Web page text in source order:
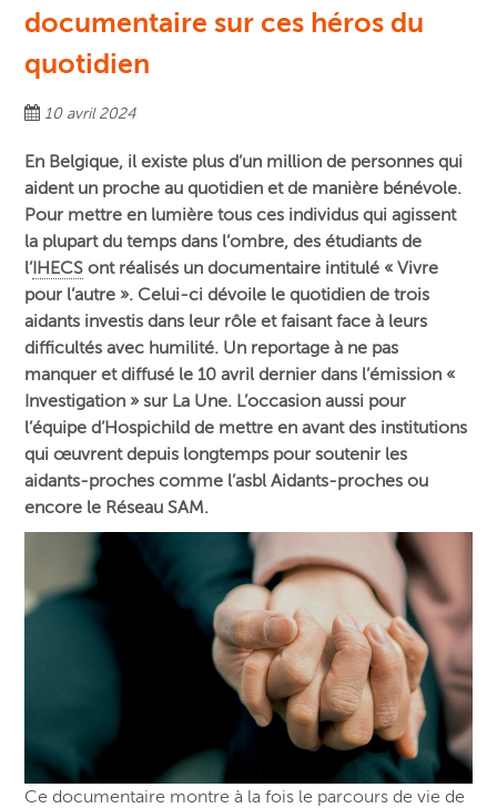
documentaire sur ces héros du
quotidien
10 avril 2024
En Belgique, il existe plus d’un million de personnes qui
aident un proche au quotidien et de manière bénévole.
Pour mettre en lumière tous ces individus qui agissent
la plupart du temps dans l’ombre, des étudiants de
l’IHECS ont réalisés un documentaire intitulé « Vivre
pour l’autre ». Celui-ci dévoile le quotidien de trois
aidants investis dans leur rôle et faisant face à leurs
difficultés avec humilité. Un reportage à ne pas
manquer et diffusé le 10 avril dernier dans l’émission «
Investigation » sur La Une. L’occasion aussi pour
l’équipe d’Hospichild de mettre en avant des institutions
qui œuvrent depuis longtemps pour soutenir les
aidants-proches comme l’asbl Aidants-proches ou
encore le Réseau SAM.
Ce documentaire montre à la fois le parcours de vie de